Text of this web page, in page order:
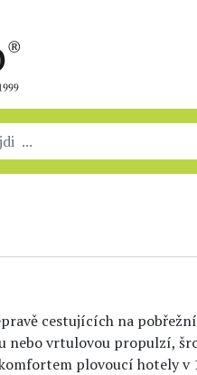
cestujících na
nebo vrtulovou propulzí,
plovoucí hotely v